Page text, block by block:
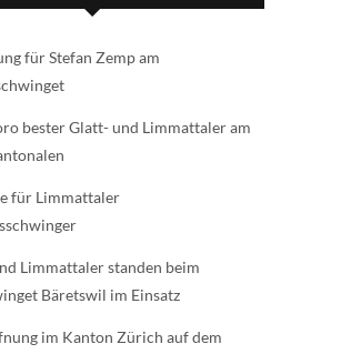
für Stefan Zemp am
bester Glatt- und Limmattaler am
für Limmattaler
Limmattaler standen beim
Bäretswil im Einsatz
im Kanton Zürich auf dem